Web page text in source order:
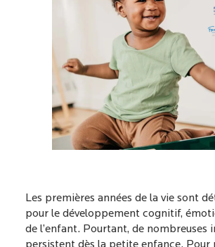
Les premières années de la vie sont
pour le développement cognitif,
de l’enfant. Pourtant, de nombreuses